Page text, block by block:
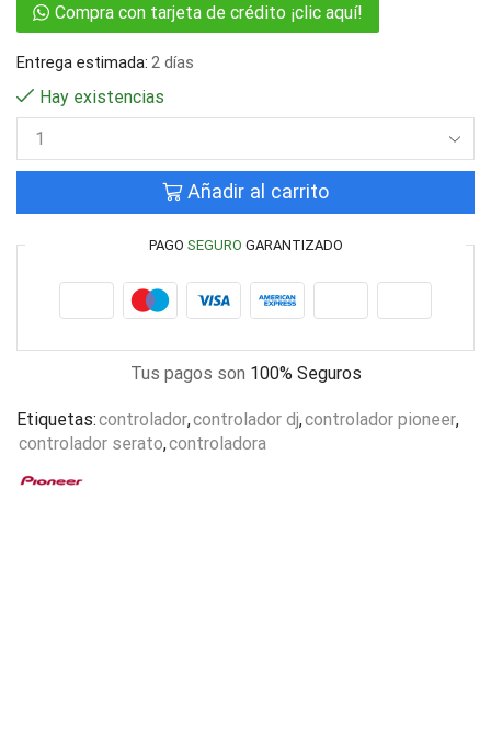
Compra con tarjeta de crédito ¡clic aquí!
Entrega estimada: 2 días
Hay existencias
Añadir al carrito
PAGO SEGURO GARANTIZADO
Tus pagos son 100% Seguros
Etiquetas:controlador,controlador dj,controlador pioneer,
controlador serato,controladora